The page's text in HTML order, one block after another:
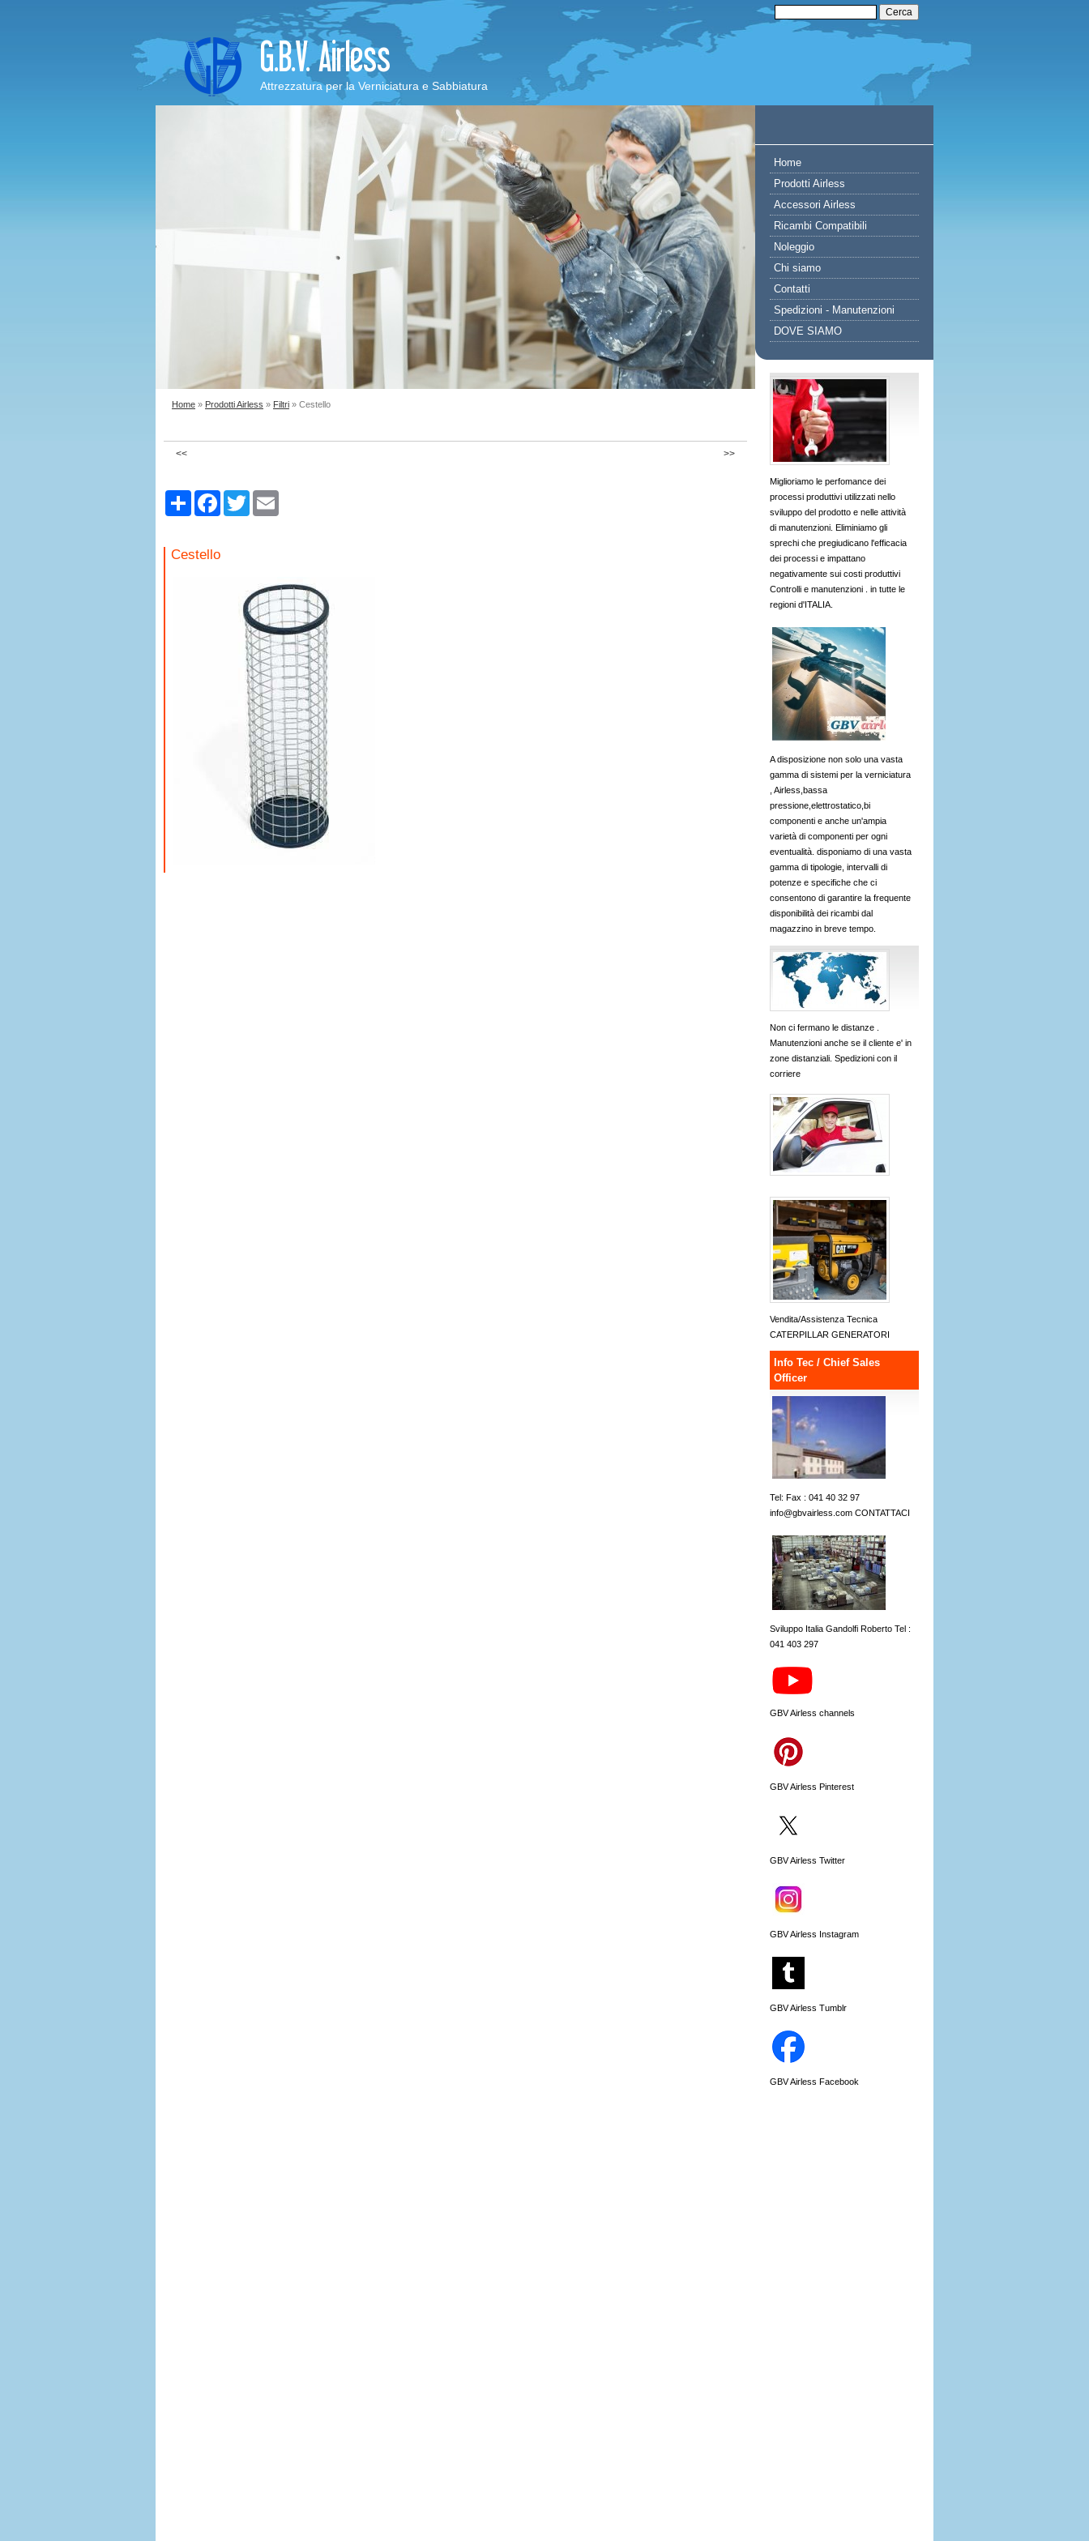
Attrezzatura per la Verniciatura e Sabbiatura
Home » Prodotti Airless » Filtri » Cestello
<< >>
Share FacebookTwitter
Cestello
Home
Prodotti Airless
Accessori Airless
Ricambi Compatibili
Noleggio
Chi siamo
Contatti
Spedizioni - Manutenzioni
DOVE SIAMO
Miglioriamo le perfomance dei
processi produttivi utilizzati nello
sviluppo del prodotto e nelle attività
di manutenzioni. Eliminiamo gli
sprechi che pregiudicano l'efficacia
dei processi e impattano
negativamente sui costi produttivi
Controlli e manutenzioni . in tutte le
regioni d'ITALIA.
A disposizione non solo una vasta
gamma di sistemi per la verniciatura
, Airless,bassa
pressione,elettrostatico,bi
componenti e anche un'ampia
varietà di componenti per ogni
eventualità. disponiamo di una vasta
gamma di tipologie, intervalli di
potenze e specifiche che ci
consentono di garantire la frequente
disponibilità dei ricambi dal
magazzino in breve tempo.
Non ci fermano le distanze .
Manutenzioni anche se il cliente e' in
zone distanziali. Spedizioni con il
corriere
Vendita/Assistenza Tecnica
CATERPILLAR GENERATORI
Info Tec / Chief Sales
Officer
Tel: Fax : 041 40 32 97
info@gbvairless.com CONTATTACI
Sviluppo Italia Gandolfi Roberto Tel :
041 403 297
GBV Airless channels
GBV Airless Pinterest
GBV Airless Twitter
GBV Airless Instagram
GBV Airless Tumblr
GBV Airless Facebook